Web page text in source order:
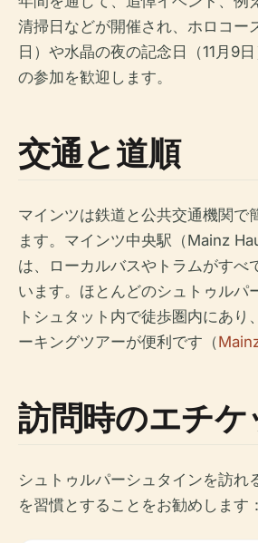
清掃日などが開催され、ホロコー
日）や水晶の夜の記念日（11月9
の参加を歓迎します。
交通と道順
マインツは鉄道と公共交通機関で
ます。マインツ中央駅（Mainz
は、ローカルバスやトラムがすべ
います。ほとんどのシュトゥルパ
トシュタット内で徒歩圏内にあり
ーキングツアーが便利です（
訪問時のエチケ
シュトゥルパーシュタインを訪れ
を習慣とすることをお勧めします：